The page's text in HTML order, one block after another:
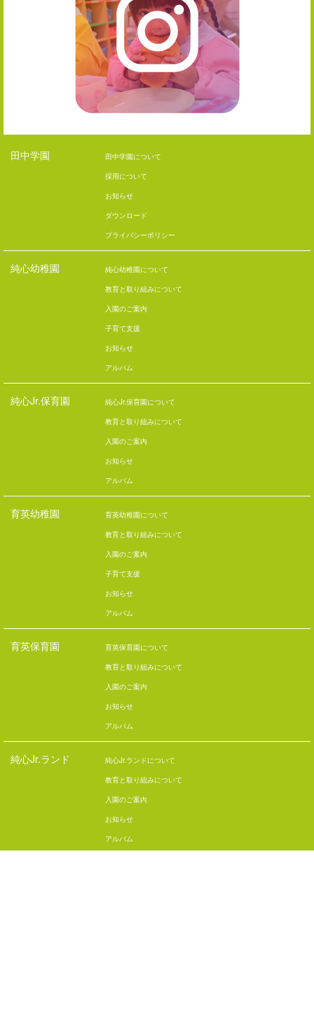
田中学園
田中学園について
採用について
お知らせ
ダウンロード
プライバシーポリシー
純心幼稚園
純心幼稚園について
教育と取り組みについて
入園のご案内
子育て支援
お知らせ
アルバム
純心Jr.保育園
純心Jr.保育園について
教育と取り組みについて
入園のご案内
お知らせ
アルバム
育英幼稚園
育英幼稚園について
教育と取り組みについて
入園のご案内
子育て支援
お知らせ
アルバム
育英保育園
育英保育園について
教育と取り組みについて
入園のご案内
お知らせ
アルバム
純心Jr.ランド
純心Jr.ランドについて
教育と取り組みについて
入園のご案内
お知らせ
アルバム